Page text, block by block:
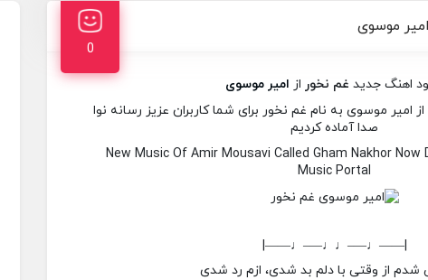
موسوی
0
اهنگ جدید غم نخور از امیر موسوی
موسوی به نام غم نخور برای شما کاربران عزیز رسانه نوا
صدا آماده کردیم
New Music Of Amir Mousavi Called Gham Nakhor Now
Music Portal
|——♩—–♩♩—–♩——|
شدم از وقتی با دلم بد شدی، ازم رد شدی